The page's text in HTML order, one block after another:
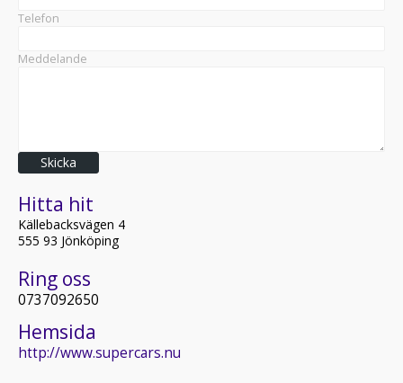
Telefon
Meddelande
Skicka
Hitta hit
Källebacksvägen 4
555 93 Jönköping
Ring oss
0737092650
Hemsida
http://www.supercars.nu